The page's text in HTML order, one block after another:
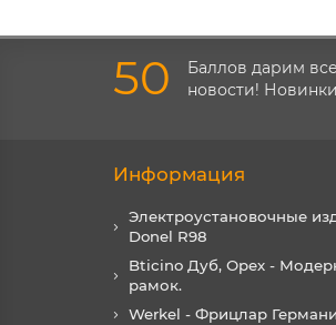
50
Баллов дарим
новости!
Информация
Электроустановочные
Donel R98
Bticino Дуб, Орех -
рамок.
Werkel - Фрицлар